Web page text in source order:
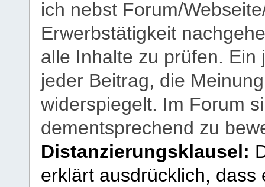
ich nebst Forum/
Erwerbstätigkeit
alle Inhalte zu prüfen.
jeder Beitrag, die
widerspiegelt. Im Forum
dementsprechend zu
Distanzierungsklausel:
erklärt ausdrücklich,